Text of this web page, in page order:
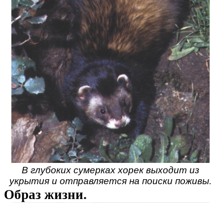
В глубоких сумерках хорек выходит из
укрытия и отправляется на поиски поживы.
Образ жизни.